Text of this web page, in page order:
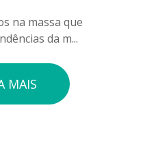
na massa que
da m...
MAIS